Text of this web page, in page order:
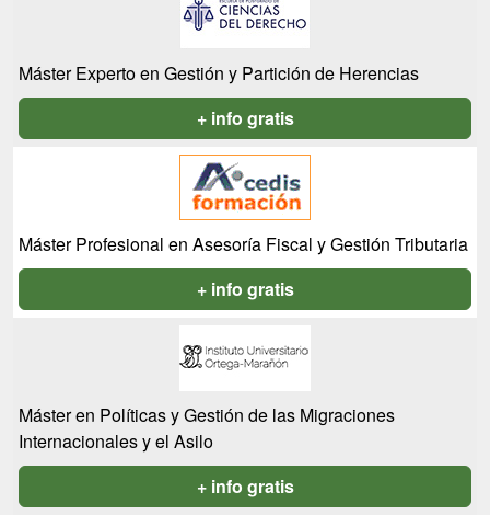
Máster Experto en Gestión y Partición de Herencias
+ info gratis
Máster Profesional en Asesoría Fiscal y Gestión Tributaria
+ info gratis
Máster en Políticas y Gestión de las Migraciones
Internacionales y el Asilo
+ info gratis